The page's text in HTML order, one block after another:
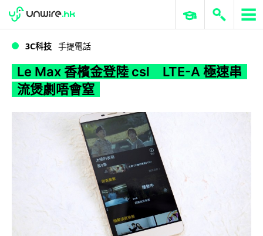
WWDC 2026 ERP 與商業 AI
3C科技 手提電話
Le Max 香檳金登陸 csl LTE-A 極速串
流煲劇唔會窒